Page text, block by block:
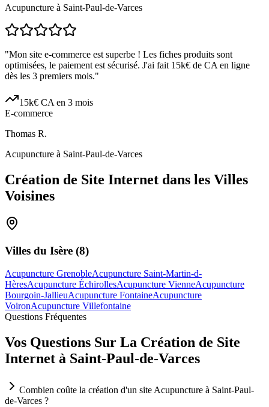
Acupuncture à Saint-Paul-de-Varces
"Mon site e-commerce est superbe ! Les fiches produits sont
optimisées, le paiement est sécurisé. J'ai fait 15k€ de CA en ligne
dès les 3 premiers mois."
15k€ CA en 3 mois
E-commerce
Thomas R.
Acupuncture à Saint-Paul-de-Varces
Création de Site Internet dans les Villes
Voisines
Villes du Isère (8)
Acupuncture GrenobleAcupuncture Saint-Martin-d-
HèresAcupuncture ÉchirollesAcupuncture VienneAcupuncture
Bourgoin-JallieuAcupuncture FontaineAcupuncture
VoironAcupuncture Villefontaine
Questions Fréquentes
Vos Questions Sur La Création de Site
Internet à Saint-Paul-de-Varces
Combien coûte la création d'un site Acupuncture à Saint-Paul-
de-Varces ?